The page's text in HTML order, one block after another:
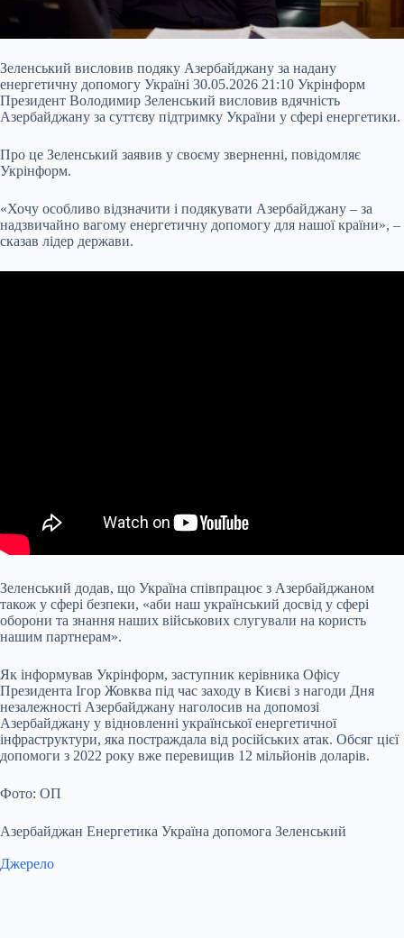
Зеленський висловив подяку Азербайджану за надану
енергетичну допомогу Україні 30.05.2026 21:10 Укрінформ
Президент Володимир Зеленський висловив вдячність
Азербайджану за суттєву підтримку України у сфері енергетики.
Про це Зеленський заявив у своєму зверненні, повідомляє
Укрінформ.
«Хочу особливо відзначити і подякувати Азербайджану – за
надзвичайно вагому енергетичну допомогу для нашої країни», –
сказав лідер держави.
Зеленський додав, що Україна співпрацює з Азербайджаном
також у сфері безпеки, «аби наш український досвід у сфері
оборони та знання наших військових слугували на користь
нашим партнерам».
Як інформував Укрінформ, заступник керівника Офісу
Президента Ігор Жовква під час заходу в Києві з нагоди Дня
незалежності Азербайджану наголосив на допомозі
Азербайджану у відновленні української енергетичної
інфраструктури, яка постраждала від російських атак. Обсяг цієї
допомоги з 2022 року вже перевищив 12 мільйонів доларів.
Фото: ОП
Азербайджан Енергетика Україна допомога Зеленський
Джерело